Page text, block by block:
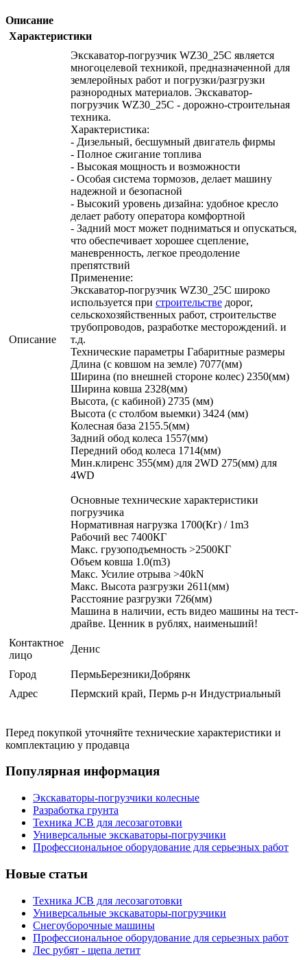
Описание
Характеристики
Описание
Экскаватор-погрузчик WZ30_25C является
многоцелевой техникой, предназначенной для
землеройных работ и погрузки/разгрузки
разнородных материалов. Экскаватор-
погрузчик WZ30_25C - дорожно-строительная
техника.
Характеристика:
- Дизельный, бесшумный двигатель фирмы
- Полное сжигание топлива
- Высокая мощность и возможности
- Особая система тормозов, делает машину
надежной и безопасной
- Высокий уровень дизайна: удобное кресло
делает работу оператора комфортной
- Задний мост может подниматься и опускаться,
что обеспечивает хорошее сцепление,
маневренность, легкое преодоление
препятствий
Применение:
Экскаватор-погрузчик WZ30_25C широко
используется при строительстве дорог,
сельскохозяйственных работ, строительстве
трубопроводов, разработке месторождений. и
т.д.
Технические параметры Габаритные размеры
Длина (с ковшом на земле) 7077(мм)
Ширина (по внешней стороне колес) 2350(мм)
Ширина ковша 2328(мм)
Высота, (с кабиной) 2735 (мм)
Высота (с столбом выемки) 3424 (мм)
Колесная база 2155.5(мм)
Задний обод колеса 1557(мм)
Передний обод колеса 1714(мм)
Мин.клиренс 355(мм) для 2WD 275(мм) для
4WD
Основные технические характеристики
погрузчика
Нормативная нагрузка 1700(Кг) / 1m3
Рабочий вес 7400КГ
Макс. грузоподъемность >2500КГ
Объем ковша 1.0(m3)
Макс. Усилие отрыва >40kN
Макс. Высота разгрузки 2611(мм)
Расстояние разгрузки 726(мм)
Машина в наличии, есть видео машины на тест-
драйве. Ценник в рублях, наименьший!
Контактное
лицо
Денис
Город
ПермьБерезникиДобрянк
Адрес
Пермский край, Пермь р-н Индустриальный
Перед покупкой уточняйте технические характеристики и
комплектацию у продавца
Популярная информация
Экскаваторы-погрузчики колесные
Разработка грунта
Техника JCB для лесозаготовки
Универсальные экскаваторы-погрузчики
Профессиональное оборудование для серьезных работ
Новые статьи
Техника JCB для лесозаготовки
Универсальные экскаваторы-погрузчики
Снегоуборочные машины
Профессиональное оборудование для серьезных работ
Лес рубят - щепа летит